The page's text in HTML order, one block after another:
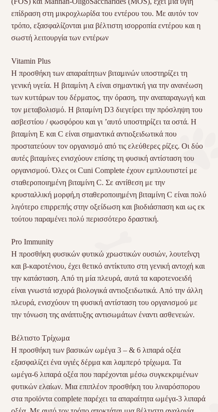
επίδραση στη μικροχλωρίδα του εντέρου του. Με αυτόν τον
τρόπο, εξασφαλίζονται μια βέλτιστη ισορροπία εντέρου και η
σωστή λειτουργία των εντέρων
Vitamin Plus
Η προσθήκη των απαραίτητων βιταμινών υποστηρίζει τη
γενική υγεία. Η βιταμίνη Α είναι σημαντική για την ανανέωση
των κυττάρων του δέρματος, την όραση, την αναπαραγωγή και
τον μεταβολισμό. Η βιταμίνη D3 διεγείρει την πρόσληψη του
ασβεστίου / φωσφόρου και γι ’αυτό υποστηρίζει τα οστά. Η
βιταμίνη Ε και C είναι σημαντικά αντιοξειδωτικά που
προστατεύουν τον οργανισμό από τις ελεύθερες ρίζες. Οι δύο
αυτές βιταμίνες ενισχύουν επίσης τη φυσική αντίσταση του
οργανισμού. Όλες οι Cuni Complete έχουν εμπλουτιστεί με
σταθεροποιημένη βιταμίνη C. Σε αντίθεση με την
κρυσταλλική μορφή,η σταθεροποιημένη βιταμίνη C είναι πολύ
λιγότερο επιρρεπής στην οξείδωση και βιοδιάσπαση και ως εκ
τούτου παραμένει πολύ περισσότερο δραστική.
Pro Immunity
Η προσθήκη φυσικών φυτικώ χρωστικών ουσιών, λουτεΐνςη
και β-καροτένιου, έχει θετικό αντίκτυπο στη γενική αντοχή και
την κατάσταση. Από τη μία πλευρά, αυτά τα καροτενοειδή
είναι γνωστά ισχυρά βιολογικά αντιοξειδωτικά. Από την άλλη
πλευρά, ενισχύουν τη φυσική αντίσταση του οργανισμού με
την τόνωση της ανάπτυξης αντισωμάτων έναντι ασθενειών.
Βέλτιστο Τρίχωμα
Η προσθήκη των βασικών ωμέγα 3 – & 6 λιπαρά οξέα
εξασφαλίζει ένα υγιές δέρμα και λαμπερό τρίχωμα. Τα
ωμέγα-6 λιπαρά οξέα που παρέχονται μέσω συγκεκριμένων
φυτικών ελαίων. Μια επιπλέον προσθήκη του λιναρόσπορου
στα προϊόντα complete παρέχει τα απαραίτητα ωμέγα-3 λιπαρά